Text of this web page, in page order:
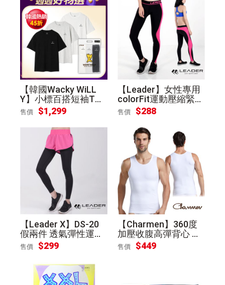
【韓國Wacky WiLL
Y】小標百搭短袖T恤
3件組(黑白灰) [1組]
[平輸]
售價 $1,299
【Leader】女性專用
colorFit運動壓縮緊身
褲(桃紅拼色)S
售價 $288
【Leader X】DS-20
假兩件 透氣彈性運動
長褲 女款(桃底黑邊L)
售價 $299
【Charmen】360度
加壓收腹高彈背心 男
性塑身衣(白色 M)
售價 $449